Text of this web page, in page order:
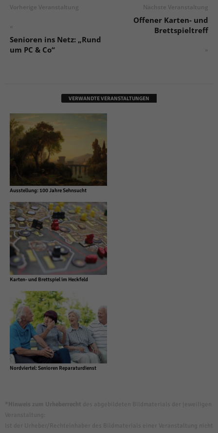
Vorherige Veranstaltung
«
Senioren ins Netz: „Rund
um PC & Co“
Nächste Veranstaltung
Offener Karten- und
Brettspieltreff
»
VERWANDTE VERANSTALTUNGEN
Ausstellung: 100 Jahre Sehnsucht
Karten- und Brettspiel im Heckfeld
Nordviertel: Senioren Reparaturdienst